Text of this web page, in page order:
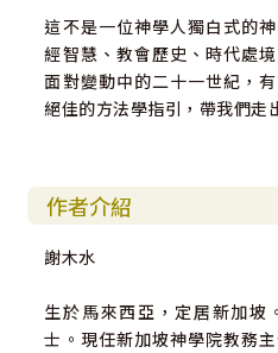
這不是一位神學人獨白式的
經智慧、教會歷史、時代處
面對變動中的二十一世紀，
絕佳的方法學指引，帶我們走
作者介紹
謝木水
生於馬來西亞，定居新加坡
士。現任新加坡神學院教務